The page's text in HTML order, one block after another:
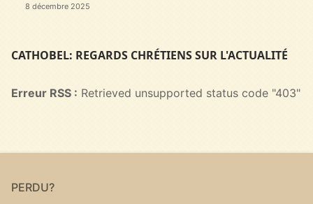
8 décembre 2025
CATHOBEL: REGARDS CHRÉTIENS SUR L'ACTUALITÉ
Erreur RSS : Retrieved unsupported status code "403"
PERDU?